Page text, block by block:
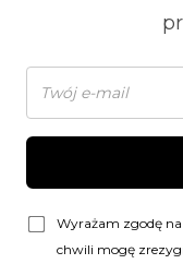
Wyrażam zgodę
chwili mogę